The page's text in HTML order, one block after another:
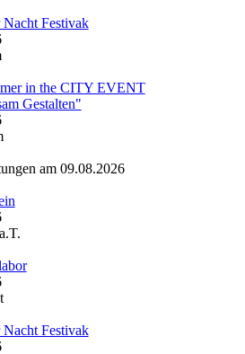
Nacht Festivak
in the CITY EVENT
Gestalten"
am 09.08.2026
Nacht Festivak